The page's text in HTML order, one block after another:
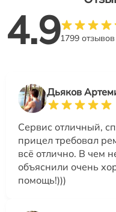
4.91799 отзывов
Дьяков
Сервис отличный,
прицел требовал
всё отлично. В чем
объяснили очень
помощь!)))